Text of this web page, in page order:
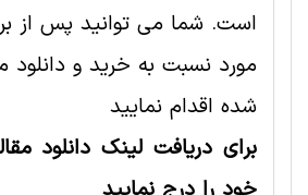
است. شما می توانید پس از
مورد نسبت به خرید و دانلود
شده اقدام نمایید
برای دریافت لینک دانلود